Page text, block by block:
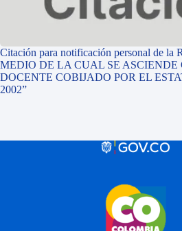
Citación para notificación personal de la
MEDIO DE LA CUAL SE ASCIENDE
DOCENTE COBIJADO POR EL
2002”